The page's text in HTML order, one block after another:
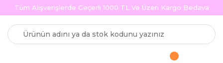
Tüm Alışverişlerde Geçerli 1000 TL Ve Üzeri Kargo Bedava